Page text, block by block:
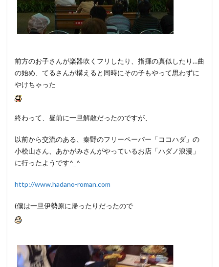
前方のお子さんが楽器吹くフリしたり、指揮の真似したり…曲
の始め、てるさんが構えると同時にその子もやって思わずに
やけちゃった
終わって、昼前に一旦解散だったのですが、
以前から交流のある、秦野のフリーペーパー「ココハダ」の
小桧山さん、あかがみさんがやっているお店「ハダノ浪漫」
に行ったようです^_^
http://www.hadano-roman.com
(僕は一旦伊勢原に帰ったりだったので